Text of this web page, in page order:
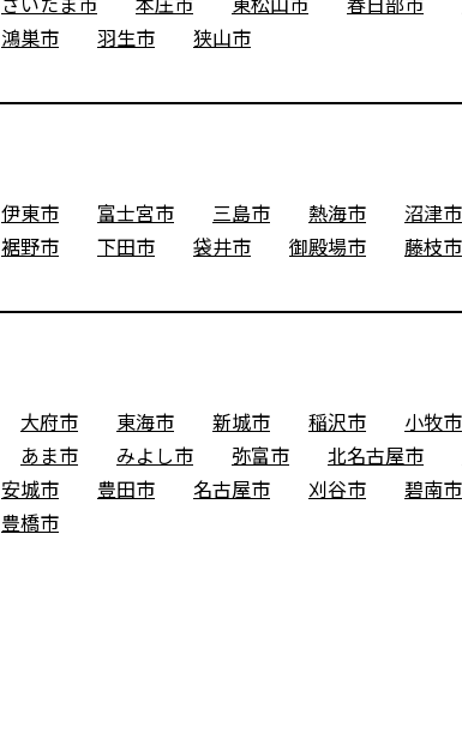
鴻巣市 羽生市 狭山市
伊東市 富士宮市 三島市 熱海市 沼津市
裾野市 下田市 袋井市 御殿場市 藤枝市
大府市 東海市 新城市 稲沢市 小牧市
あま市 みよし市 弥富市 北名古屋市
安城市 豊田市 名古屋市 刈谷市 碧南市
豊橋市